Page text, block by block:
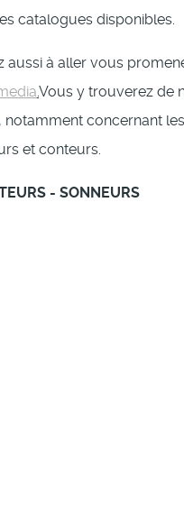
catalogues disponibles.
aussi à aller vous
Vous y trouverez de
notamment concernant
et conteurs.
- SONNEURS